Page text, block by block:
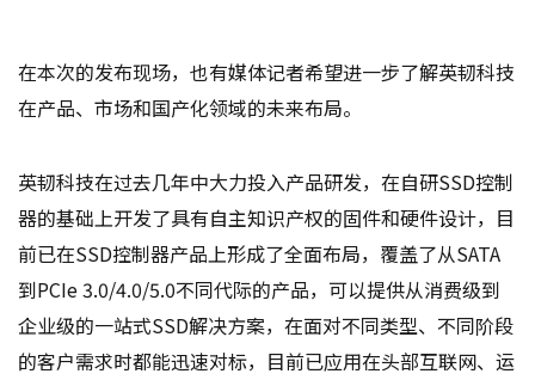
在本次的发布现场，也有媒体记者希望进一步了解英韧科技
在产品、市场和国产化领域的未来布局。
英韧科技在过去几年中大力投入产品研发，在自研SSD控制
器的基础上开发了具有自主知识产权的固件和硬件设计，目
前已在SSD控制器产品上形成了全面布局，覆盖了从SATA
到PCIe 3.0/4.0/5.0不同代际的产品，可以提供从消费级到
企业级的一站式SSD解决方案，在面对不同类型、不同阶段
的客户需求时都能迅速对标，目前已应用在头部互联网、运